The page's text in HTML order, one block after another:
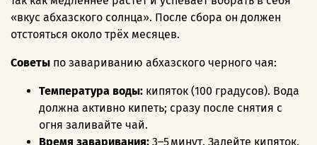
«вкус абхазского солнца». После сбора он должен
отстояться около трёх месяцев.
Советы по завариванию абхазского черного чая:
Температура воды: кипяток (100 градусов). Вода
должна активно кипеть; сразу после снятия с
огня заливайте чай.
Время заваривания: 3–5 минут. Залейте кипяток,